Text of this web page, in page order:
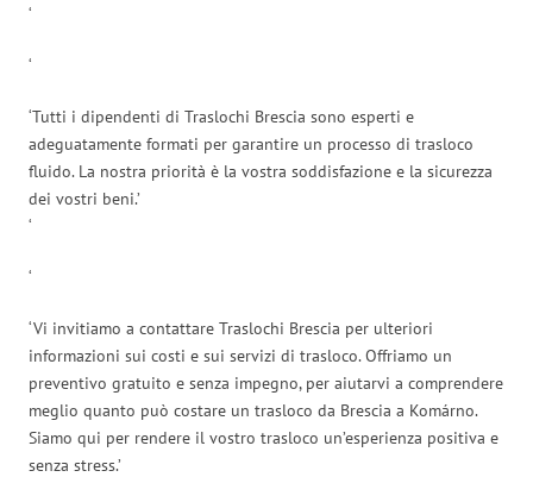
‘
‘
‘Tutti i dipendenti di Traslochi Brescia sono esperti e
adeguatamente formati per garantire un processo di trasloco
fluido. La nostra priorità è la vostra soddisfazione e la sicurezza
dei vostri beni.’
‘
‘
‘Vi invitiamo a contattare Traslochi Brescia per ulteriori
informazioni sui costi e sui servizi di trasloco. Offriamo un
preventivo gratuito e senza impegno, per aiutarvi a comprendere
meglio quanto può costare un trasloco da Brescia a Komárno.
Siamo qui per rendere il vostro trasloco un’esperienza positiva e
senza stress.’